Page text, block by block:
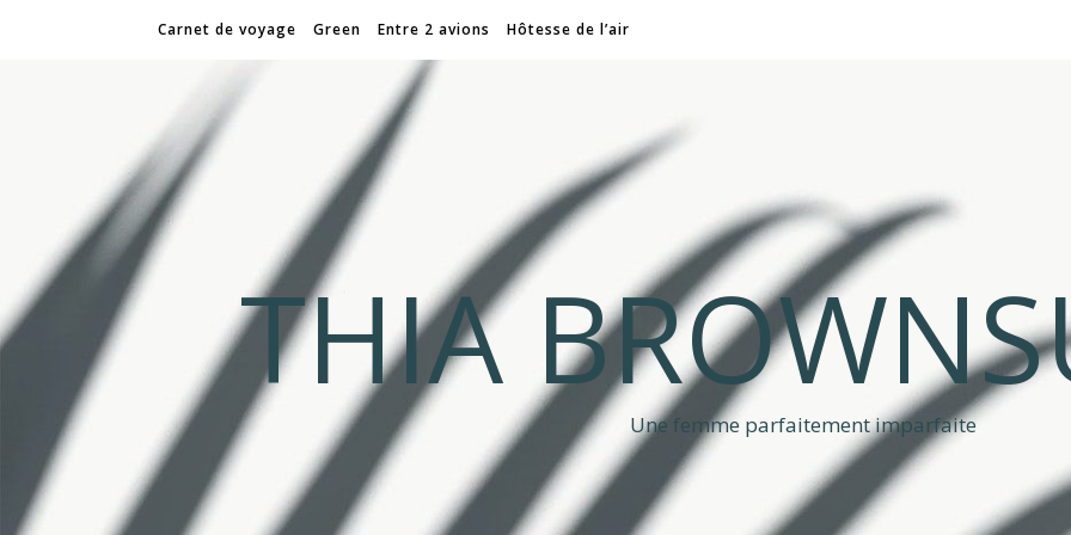
Carnet de voyage Green Entre 2 avions Hôtesse de l’air
THIA
Une femme parfaitement imparfaite